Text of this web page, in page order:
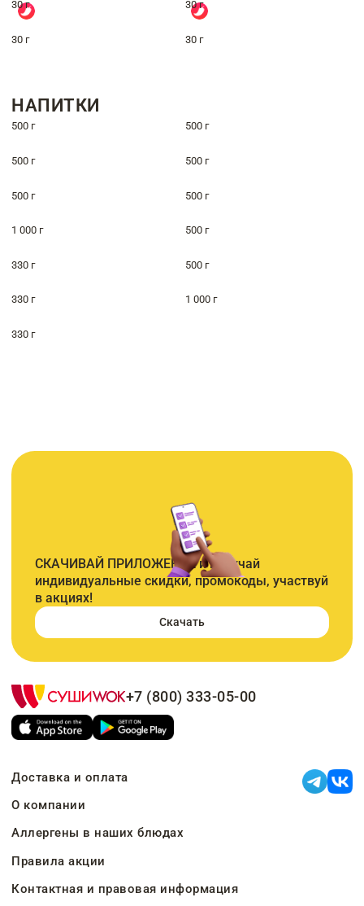
30 г 30 г
30 г 30 г
НАПИТКИ
500 г 500 г
500 г 500 г
500 г 500 г
1 000 г 500 г
330 г 500 г
330 г 1 000 г
330 г
СКАЧИВАЙ ПРИЛОЖЕНИЕ и получай
индивидуальные скидки, промокоды, участвуй
в акциях!
Скачать
+7 (800) 333-05-00
Доставка и оплата
О компании
Аллергены в наших блюдах
Правила акции
Контактная и правовая информация